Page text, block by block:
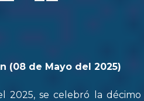
(08 de Mayo del 2025)
2025, se celebró la décimo